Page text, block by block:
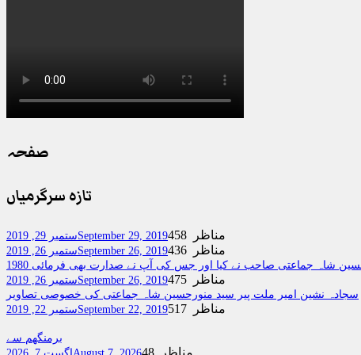
صفحہ
تازہ سرگرمیاں
ستمبر 29, 2019September 29, 2019 458 مناظر
ستمبر 26, 2019September 26, 2019 436 مناظر
حسین شاہ جماعتی صاحب نے کیا اور جس کی آپ نے صدارت بھی فرمائی
ستمبر 26, 2019September 26, 2019 475 مناظر
سجادہ نشین امیر ملت پیر سید منورحسین شاہ جماعتی کی خصوصی تصاویر
ستمبر 22, 2019September 22, 2019 517 مناظر
برمنگھم سے
48 مناظر